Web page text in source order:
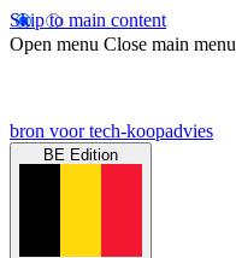
Skip to main content
Open menu Close main menu
bron voor tech-koopadvies
BE Edition